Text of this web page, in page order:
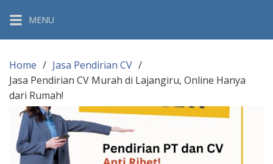
content
MENU
Home
Jasa Pendirian CV
Jasa Pendirian CV Murah di Lajangiru, Online Hanya
dari Rumah!